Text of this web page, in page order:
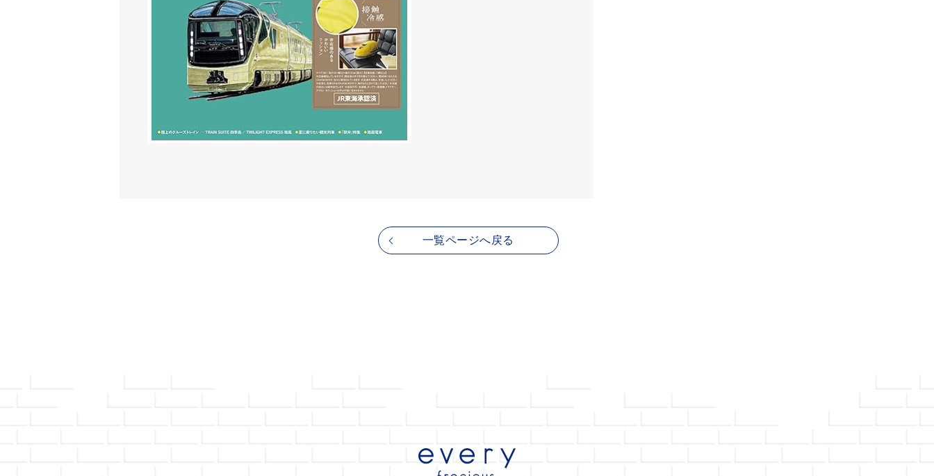
一覧ページへ戻る